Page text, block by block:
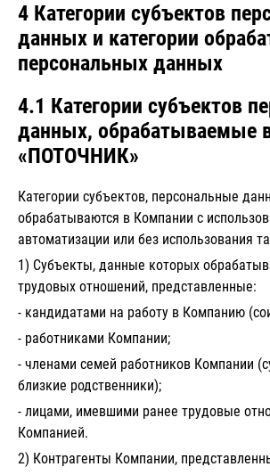
4 Категории субъектов
данных и категории
персональных данных
4.1 Категории субъектов
данных, обрабатываемые
«ПОТОЧНИК»
Категории субъектов, персональные
обрабатываются в Компании с
автоматизации или без использования
1) Субъекты, данные которых
трудовых отношений, представленные:
- кандидатами на работу в Компанию
- работниками Компании;
- членами семей работников Компании
близкие родственники);
- лицами, имевшими ранее трудовые
Компанией.
2) Контрагенты Компании,